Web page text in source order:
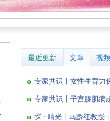
最近更新 文章 视频
专家共识丨女性生育力
专家共识丨子宫腺肌病
探 · 晴光丨马黔红教授